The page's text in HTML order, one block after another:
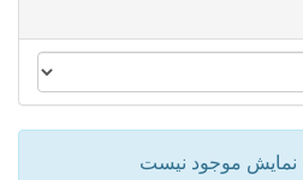
نمایش موجود نیست